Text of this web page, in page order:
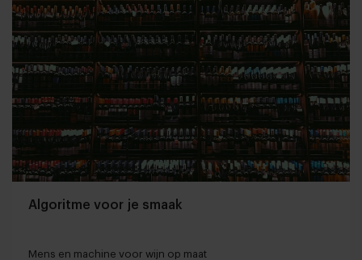
Algoritme voor je smaak
Mens en machine voor wijn op maat